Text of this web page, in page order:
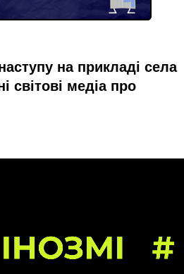
на прикладі села
світові медіа про